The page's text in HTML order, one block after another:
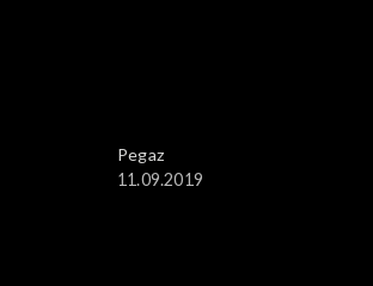
Pegaz
11.09.2019